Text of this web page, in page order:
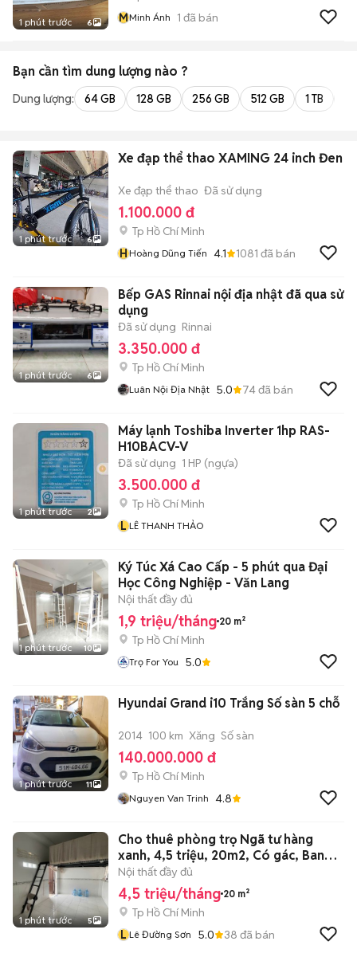
1 phút trước 6
MMinh Ánh 1 đã bán
Bạn cần tìm dung lượng nào ?
Dung lượng: 64 GB 128 GB 256 GB 512 GB 1 TB
1 phút trước 6
Xe đạp thể thao XAMING 24 inch Đen
Xe đạp thể thao Đã sử dụng
1.100.000 đ
Tp Hồ Chí Minh
HHoàng Dũng Tiến 4.1 1081 đã bán
1 phút trước 6
Bếp GAS Rinnai nội địa nhật đã qua sử
dụng
Đã sử dụng Rinnai
3.350.000 đ
Tp Hồ Chí Minh
Luân Nội Địa Nhật 5.0 74đã bán
1 phút trước 2
Máy lạnh Toshiba Inverter 1hp RAS-
H10BACV-V
Đã sử dụng 1 HP (ngựa)
3.500.000 đ
Tp Hồ Chí Minh
L LÊ THANH THẢO
1 phút trước 10
Ký Túc Xá Cao Cấp - 5 phút qua Đại
Học Công Nghiệp - Văn Lang
Nội thất đầy đủ
1,9 triệu/tháng 20 m²
Tp Hồ Chí Minh
Trọ For You 5.0
1 phút trước 11
Hyundai Grand i10 Trắng Số sàn 5 chỗ
2014 100 km Xăng Số sàn
140.000.000 đ
Tp Hồ Chí Minh
Nguyen Van Trinh 4.8
1 phút trước 5
Cho thuê phòng trọ Ngã tư hàng
xanh, 4,5 triệu, 20m2, Có gác, Ban
công
Nội thất đầy đủ
4,5 triệu/tháng 20 m²
Tp Hồ Chí Minh
L Lê Đường Sơn 5.0 38 đã bán